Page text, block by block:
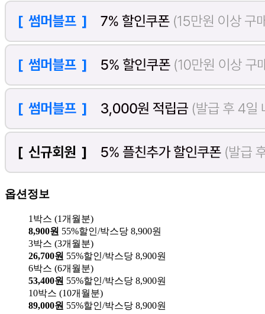
옵션정보
1박스 (1개월분)
8,900원 55%할인/박스당 8,900원
3박스 (3개월분)
26,700원 55%할인/박스당 8,900원
6박스 (6개월분)
53,400원 55%할인/박스당 8,900원
10박스 (10개월분)
89,000원 55%할인/박스당 8,900원